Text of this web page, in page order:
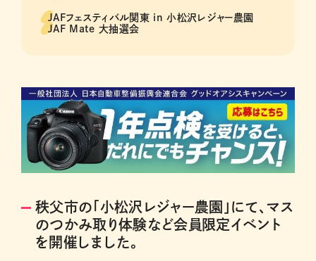
JAFフェスティバル関東 in 小松沢レジャー農園
JAF Mate 大抽選会
秩父市の「小松沢レジャー農園」にて、マス
のつかみ取り体験など会員限定イベント
を開催しました。